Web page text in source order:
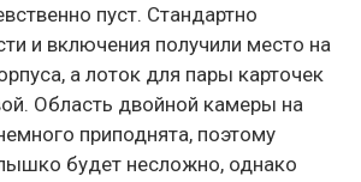
пуст. Стандартно
и включения получили место на
а лоток для пары карточек
Область двойной камеры на
приподнята, поэтому
будет несложно, однако